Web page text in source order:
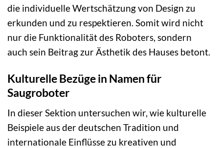
die individuelle Wertschätzung von Design zu
erkunden und zu respektieren. Somit wird nicht
nur die Funktionalität des Roboters, sondern
auch sein Beitrag zur Ästhetik des Hauses betont.
Kulturelle Bezüge in Namen für
Saugroboter
In dieser Sektion untersuchen wir, wie kulturelle
Beispiele aus der deutschen Tradition und
internationale Einflüsse zu kreativen und